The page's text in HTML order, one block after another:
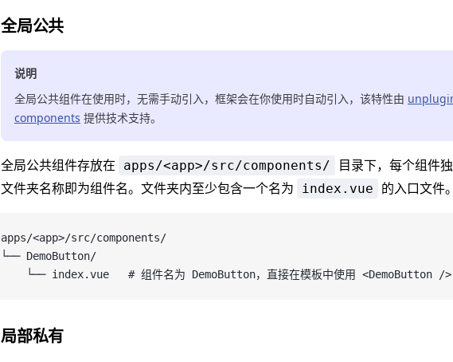
全局公共
说明
全局公共组件在使用时，无需手动引入，框架会在你使用时自动引入，该特性由
components 提供技术支持。
全局公共组件存放在 apps/<app>/src/components/
目录下，每个组件
文件夹名称即为组件名。文件夹内至少包含一个名为
index.vue 的入口文件
apps/<app>/src/components/
└── DemoButton/
    └── index.vue   # 组件名为 DemoButton，直接在模板中使用 <DemoButton />
局部私有